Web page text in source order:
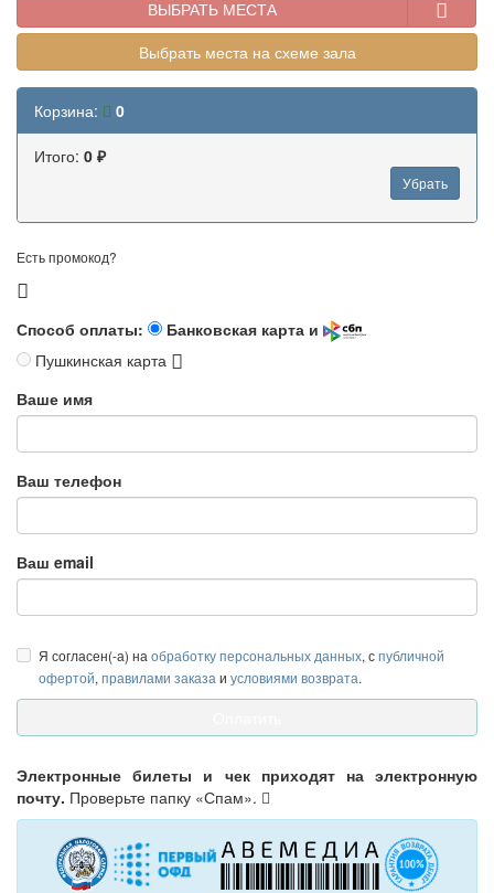
ВЫБРАТЬ МЕСТА
Выбрать места на схеме зала
Корзина: 0
Итого: 0 ₽
Убрать
Есть промокод?
Способ оплаты:
Банковская карта и
Пушкинская карта
Ваше имя
Ваш телефон
Ваш email
Я согласен(-а) на обработку персональных данных, спубличной
офертой, правилами заказа и условиями возврата.
Электронные билеты и чек приходят на электронную
почту. Проверьте папку «Спам».